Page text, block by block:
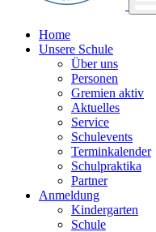
Home
Unsere Schule
Über uns
Personen
Gremien aktiv
Aktuelles
Service
Schulevents
Terminkalender
Schulpraktika
Partner
Anmeldung
Kindergarten
Schule